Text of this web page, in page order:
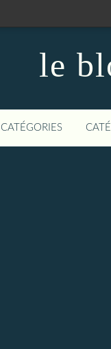
le
CATÉGORIES